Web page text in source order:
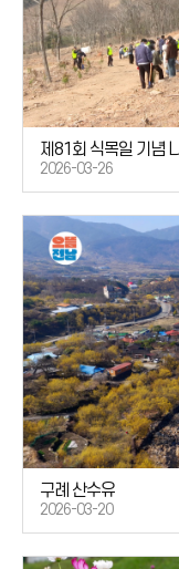
제81회 식목일 기념
2026-03-26
구례 산수유
2026-03-20